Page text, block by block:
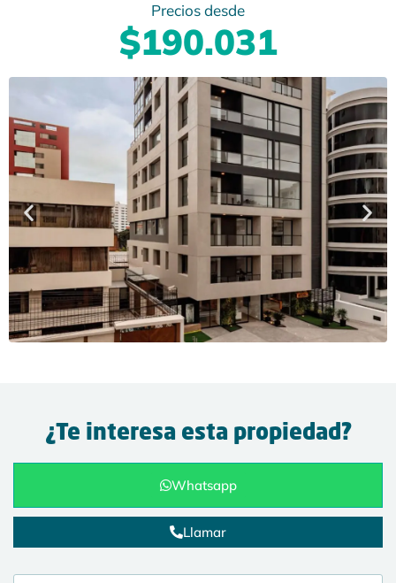
Precios desde
$190.031
¿Te interesa esta propiedad?
Whatsapp
Llamar